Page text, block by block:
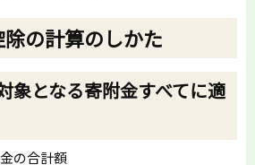
の計算のしかた
象となる寄附金すべてに適
の合計額